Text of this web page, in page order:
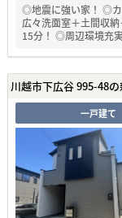
◎地震に強い家！ ◎カ
広々洗面室＋土間収
15分！ ◎周辺環境充実
川越市下広谷 995-48
一戸建て